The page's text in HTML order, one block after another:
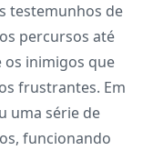
testemunhos de
percursos até
os inimigos que
frustrantes. Em
uma série de
funcionando